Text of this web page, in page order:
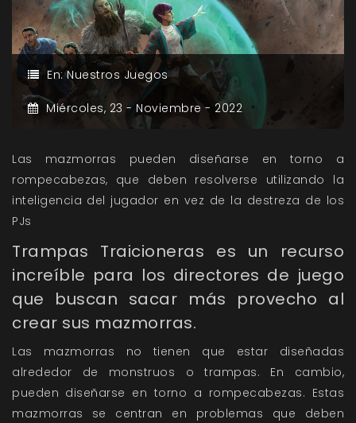
En:Nuestros Juegos
Miércoles, 23 - Noviembre - 2022
Las mazmorras pueden diseñarse en torno a
rompecabezas, que deben resolverse utilizando la
inteligencia del jugador en vez de la destreza de los
PJs
Trampas Traicioneras es un recurso
increíble para los directores de juego
que buscan sacar más provecho al
crear sus mazmorras.
Las mazmorras no tienen que estar diseñadas
alrededor de monstruos o trampas. En cambio,
pueden diseñarse en torno a rompecabezas. Estas
mazmorras se centran en problemas que deben